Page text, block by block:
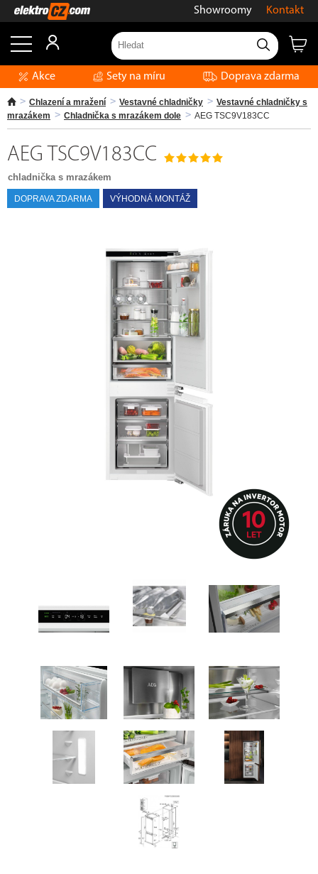
Showroomy Kontakt
Akce Sety na míru Doprava zdarma
Chlazení a mražení Vestavné chladničky
Vestavné chladničky s
mrazákem
Chladnička s mrazákem dole AEG TSC9V183CC
AEG TSC9V183CC
chladnička s mrazákem
DOPRAVA ZDARMA VÝHODNÁ MONTÁŽ